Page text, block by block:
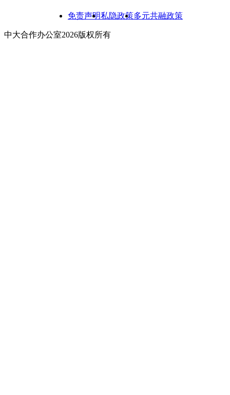
免责声明私隐政策多元共融政策
中大合作办公室2026版权所有